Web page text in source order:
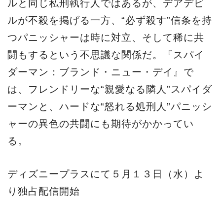
ルと同じ私刑執行人ではあるが、デアデビ
ルが不殺を掲げる一方、“必ず殺す”信条を持
つパニッシャーは時に対立、そして稀に共
闘もするという不思議な関係だ。『スパイ
ダーマン：ブランド・ニュー・デイ』で
は、フレンドリーな“親愛なる隣人”スパイダ
ーマンと、ハードな“怒れる処刑人”パニッシ
ャーの異色の共闘にも期待がかかってい
る。
ディズニープラスにて５月１３日（水）よ
り独占配信開始